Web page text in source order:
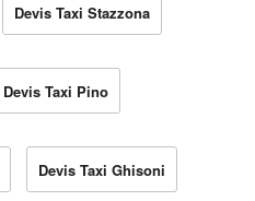
Devis Taxi Stazzona
Devis Taxi Pino
Devis Taxi Ghisoni